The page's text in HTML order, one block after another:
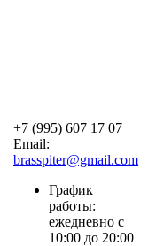
+7 (995) 607 17 07
Email:
brasspiter@gmail.com
График
работы:
ежедневно с
10:00 до 20:00